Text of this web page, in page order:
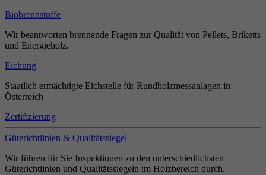
Biobrennstoffe
Wir beantworten brennende Fragen zur Qualität von Pellets, Briketts
und Energieholz.
Eichung
Staatlich ermächtigte Eichstelle für Rundholzmessanlagen in
Österreich
Zertifizierung
Güterichtlinien & Qualitätssiegel
Wir führen für Sie Inspektionen zu den unterschiedlichsten
Güterichtlinien und Qualitätssiegeln im Holzbereich durch.